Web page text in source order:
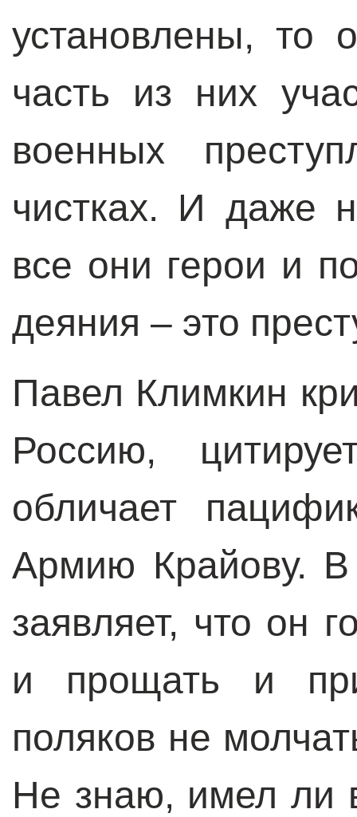
установлены, то
часть из них
военных
чистках. И даже
все они герои и
деяния – это
Павел Климкин
Россию,
обличает
Армию Крайову. В
заявляет, что он
и прощать и
поляков не
Не знаю, имел ли